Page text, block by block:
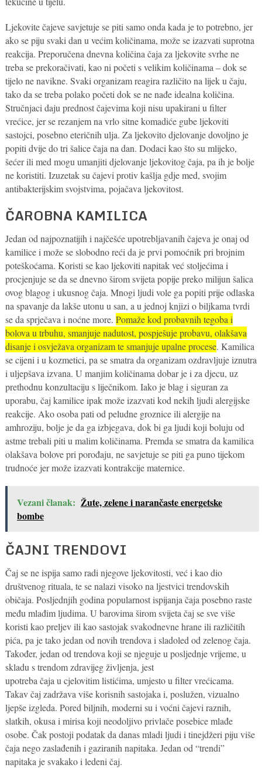
Ljekovite čajeve savjetuje se piti samo onda kada je to potrebno, jer
ako se piju svaki dan u većim količinama, može se izazvati suprotna
reakcija. Preporučena dnevna količina čaja za ljekovite svrhe ne
treba se prekoračivati, kao ni početi s velikim količinama – dok se
tijelo ne navikne. Svaki organizam reagira različito na lijek u čaju,
tako da se treba polako početi dok se ne nađe idealna količina.
Stručnjaci daju prednost čajevima koji nisu upakirani u filter
vrećice, jer se rezanjem na vrlo sitne komadiće gube ljekoviti
sastojci, posebno eteričnih ulja. Za ljekovito djelovanje dovoljno je
popiti dvije do tri šalice čaja na dan. Dodaci kao što su mlijeko,
šećer ili med mogu umanjiti djelovanje ljekovitog čaja, pa ih je bolje
ne koristiti. Izuzetak su čajevi protiv kašlja gdje med, svojim
antibakterijskim svojstvima, pojačava ljekovitost.
ČAROBNA KAMILICA
Jedan od najpoznatijih i najčešće upotrebljavanih čajeva je onaj od
kamilice i može se slobodno reći da je prvi pomoćnik pri brojnim
poteškoćama. Koristi se kao ljekoviti napitak već stoljećima i
procjenjuje se da se dnevno širom svijeta popije preko milijun šalica
ovog blagog i ukusnog čaja. Mnogi ljudi vole ga popiti prije odlaska
na spavanje da lakše utonu u san, a u jednoj knjizi o biljkama tvrdi
se da sprječava i noćne more. Pomaže kod probavnih tegoba i
bolova u trbuhu, smanjuje nadutost, pospješuje probavu, olakšava
disanje i osvježava organizam te smanjuje upalne procese. Kamilica
se cijeni i u kozmetici, pa se smatra da organizam ozdravljuje iznutra
i uljepšava izvana. U manjim količinama dobar je i za djecu, uz
prethodnu konzultaciju s liječnikom. Iako je blag i siguran za
uporabu, čaj kamilice ipak može izazvati kod nekih ljudi alergijske
reakcije. Ako osoba pati od peludne groznice ili alergije na
amhroziju, bolje je da ga izbjegava, dok bi ga ljudi koji boluju od
astme trebali piti u malim količinama. Premda se smatra da kamilica
olakšava bolove pri porođaju, ne savjetuje se piti ga puno tijekom
trudnoće jer može izazvati kontrakcije maternice.
Vezani članak: Žute, zelene i narančaste energetske
bombe
ČAJNI TRENDOVI
Čaj se ne ispija samo radi njegove ljekovitosti, već i kao dio
društvenog rituala, te se nalazi visoko na ljestvici trendovskih
običaja. Posljednjih godina popularnost ispijanja čaja posebno raste
među mlađim ljudima. U barovima širom svijeta čaj se sve više
koristi kao preljev ili kao sastojak svakodnevne hrane ili različitih
pića, pa je tako jedan od novih trendova i sladoled od zelenog čaja.
Također, jedan od trendova koji se njeguje u posljednje vrijeme, u
skladu s trendom zdravijeg življenja, jest
upotreba čaja u cjelovitim listićima, umjesto u filter vrećicama.
Takav čaj zadržava više korisnih sastojaka i, poslužen, vizualno
ljepše izgleda. Pored biljnih, moderni su i voćni čajevi raznih,
slatkih, okusa i mirisa koji neodoljivo privlače posebice mlađe
osobe. Čak postoji podatak da danas mladi ljudi i tinejdžeri piju više
čaja nego zaslađenih i gaziranih napitaka. Jedan od “trendi”
napitaka je svakako i ledeni čaj.